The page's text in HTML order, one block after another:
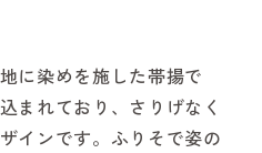
に染めを施した帯揚で
まれており、さりげなく
インです。ふりそで姿の